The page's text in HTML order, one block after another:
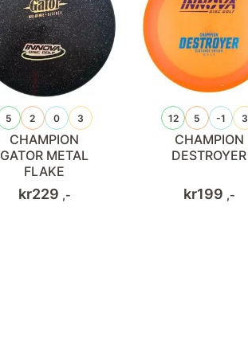
5 2 0 3
CHAMPION
GATOR METAL
FLAKE
kr229 ,-
12 5 -1 3
CHAMPION
DESTROYER
kr199 ,-